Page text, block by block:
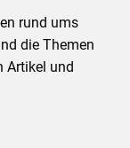
rund ums
die Themen
Artikel und